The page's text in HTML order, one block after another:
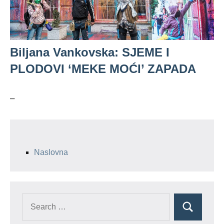
Biljana Vankovska: SJEME I
PLODOVI ‘MEKE MOĆI’ ZAPADA
–
Naslovna
Search